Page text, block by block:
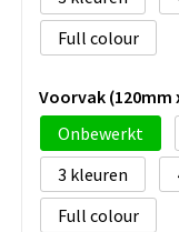
Full colour
Voorvak (120mm
Onbewerkt
3
Full colour